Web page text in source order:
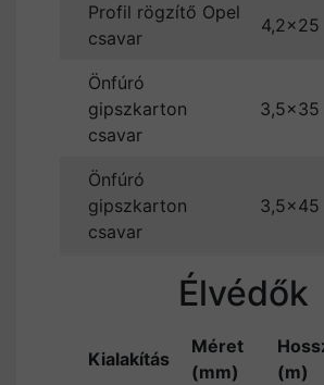
Profil rögzítő Opel
csavar
4,2×25
Önfúró
gipszkarton
csavar
3,5×35
Önfúró
gipszkarton
csavar
3,5×45
Élvédők
Kialakítás
Méret
(mm)
(m)